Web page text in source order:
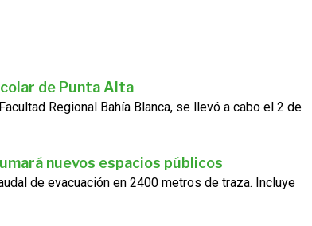
de Punta Alta
Regional Bahía Blanca, se llevó a cabo el 2 de
nuevos espacios públicos
de evacuación en 2400 metros de traza. Incluye